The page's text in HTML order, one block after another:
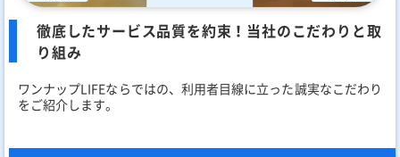
徹底したサービス品質を約束！当社のこだわりと取
り組み
ワンナップLIFEならではの、利用者目線に立った誠実なこだわり
をご紹介します。